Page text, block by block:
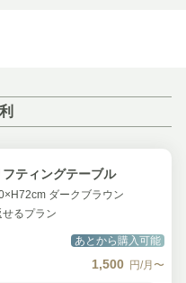
ティングテーブル
ダークブラウン
るプラン
あとから購入可能
1,500 円/月〜